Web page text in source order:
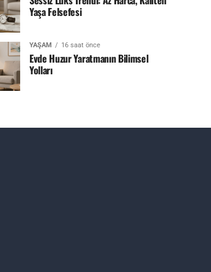
Yaşa Felsefesi
YAŞAM 16 saat önce
Evde Huzur Yaratmanın Bilimsel
Yolları